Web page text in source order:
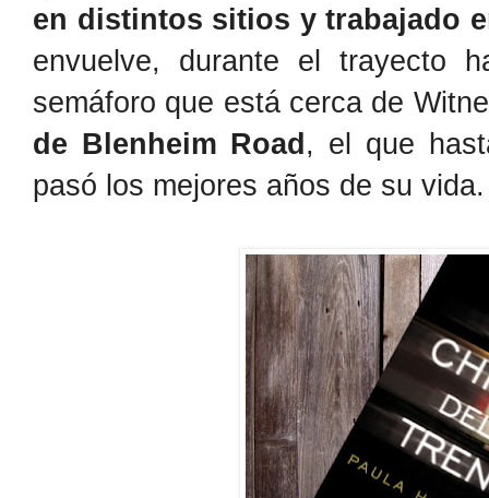
en distintos sitios y trabajado
envuelve, durante el trayecto
semáforo que está cerca de
de Blenheim Road, el que
pasó los mejores años de su vida.